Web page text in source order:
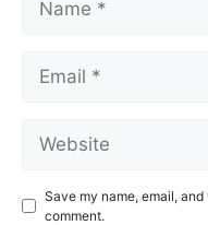
Save my name, email,
comment.